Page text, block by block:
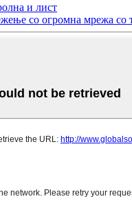
и лист
со огромна мрежа со